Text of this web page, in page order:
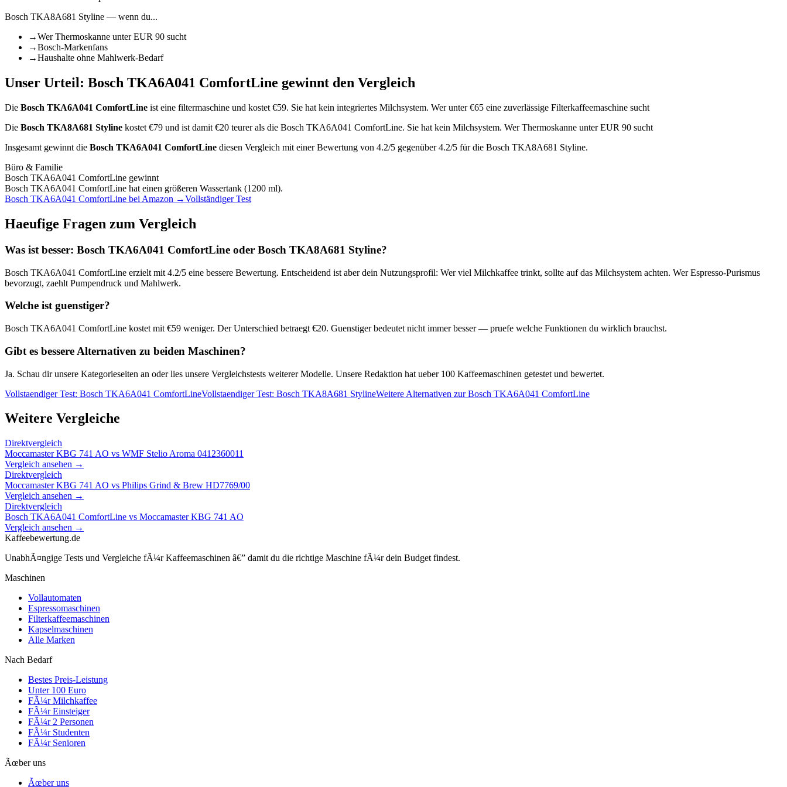
Bosch TKA8A681 Styline — wenn du...
→Wer Thermoskanne unter EUR 90 sucht
→Bosch-Markenfans
→Haushalte ohne Mahlwerk-Bedarf
Unser Urteil: Bosch TKA6A041 ComfortLine gewinnt den Vergleich
Die Bosch TKA6A041 ComfortLine ist eine filtermaschine und kostet €59. Sie hat kein integriertes Milchsystem. Wer unter €65 eine zuverlässige Filterkaffeemaschine sucht
Die Bosch TKA8A681 Styline kostet €79 und ist damit €20 teurer als die Bosch TKA6A041 ComfortLine. Sie hat kein Milchsystem. Wer Thermoskanne unter EUR 90 sucht
Insgesamt gewinnt die Bosch TKA6A041 ComfortLine diesen Vergleich mit einer Bewertung von 4.2/5 gegenüber4.2/5 für die Bosch TKA8A681 Styline.
Büro & Familie
Bosch TKA6A041 ComfortLine gewinnt
Bosch TKA6A041 ComfortLine hat einen größeren Wassertank (1200 ml).
Bosch TKA6A041 ComfortLine bei Amazon →Vollständiger Test
Haeufige Fragen zum Vergleich
Was ist besser: Bosch TKA6A041 ComfortLine oder Bosch TKA8A681 Styline?
Bosch TKA6A041 ComfortLine erzielt mit 4.2/5 eine bessere Bewertung. Entscheidend ist aber dein Nutzungsprofil: Wer viel Milchkaffee trinkt, sollte auf das Milchsystem achten. Wer Espresso-Purismus
bevorzugt, zaehlt Pumpendruck und Mahlwerk.
Welche ist guenstiger?
Bosch TKA6A041 ComfortLine kostet mit €59 weniger. Der Unterschied betraegt €20. Guenstiger bedeutet nicht immer besser — pruefe welche Funktionen du wirklich brauchst.
Gibt es bessere Alternativen zu beiden Maschinen?
Ja. Schau dir unsere Kategorieseiten an oder lies unsere Vergleichstests weiterer Modelle. Unsere Redaktion hat ueber 100 Kaffeemaschinen getestet und bewertet.
Vollstaendiger Test: Bosch TKA6A041 ComfortLineVollstaendiger Test: Bosch TKA8A681 StylineWeitere Alternativen zurBosch TKA6A041 ComfortLine
Weitere Vergleiche
Direktvergleich
Moccamaster KBG 741 AO vs WMF Stelio Aroma 0412360011
Vergleich ansehen →
Direktvergleich
Moccamaster KBG 741 AO vs Philips Grind & Brew HD7769/00
Vergleich ansehen →
Direktvergleich
Bosch TKA6A041 ComfortLine vs Moccamaster KBG 741 AO
Vergleich ansehen →
Kaffeebewertung.de
UnabhÃ¤ngige Tests und Vergleiche fÃ¼r Kaffeemaschinen â€” damit du die richtige Maschine fÃ¼r dein Budget findest.
Maschinen
Vollautomaten
Espressomaschinen
Filterkaffeemaschinen
Kapselmaschinen
Alle Marken
Nach Bedarf
Bestes Preis-Leistung
Unter 100 Euro
FÃ¼r Milchkaffee
FÃ¼r Einsteiger
FÃ¼r 2 Personen
FÃ¼r Studenten
FÃ¼r Senioren
Ãœber uns
Ãœber uns